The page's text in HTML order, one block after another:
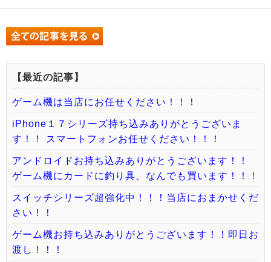
【最近の記事】
ゲーム機は当店にお任せください！！！
iPhone１７シリーズ持ち込みありがとうございま
す！！ スマートフォンお任せください！！！
アンドロイドお持ち込みありがとうございます！！
ゲーム機にカードに釣り具、なんでも買います！！！
スイッチシリーズ超強化中！！！当店におまかせくだ
さい！！
ゲーム機お持ち込みありがとうございます！！即日お
渡し！！！